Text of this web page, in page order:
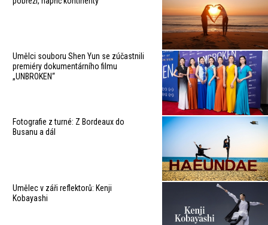
Umělci souboru Shen Yun se zúčastnili
premiéry dokumentárního filmu
„UNBROKEN“
Fotografie z turné: Z Bordeaux do
Busanu a dál
Umělec v záři reflektorů: Kenji
Kobayashi